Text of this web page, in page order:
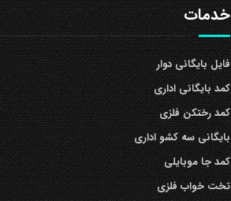
خدمات
فایل بایگانی دوار
کمد بایگانی اداری
کمد رختکن فلزی
بایگانی سه کشو اداری
کمد جا موبایلی
تخت خواب فلزی